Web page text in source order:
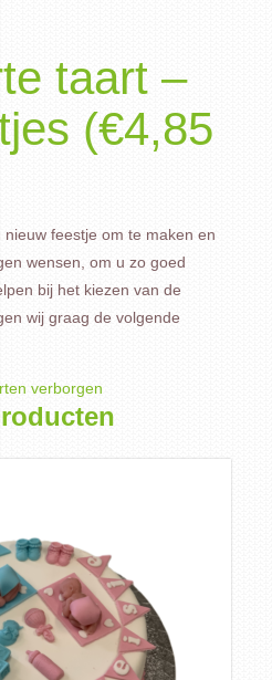
taart –
(€4,85
feestje om te maken en
wensen, om u zo goed
bij het kiezen van de
wij graag de volgende
verborgen